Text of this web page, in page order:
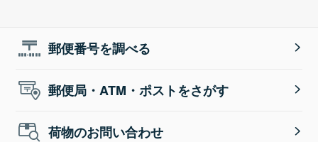
郵便番号を調べる
郵便局・ATM・ポストをさがす
荷物のお問い合わせ